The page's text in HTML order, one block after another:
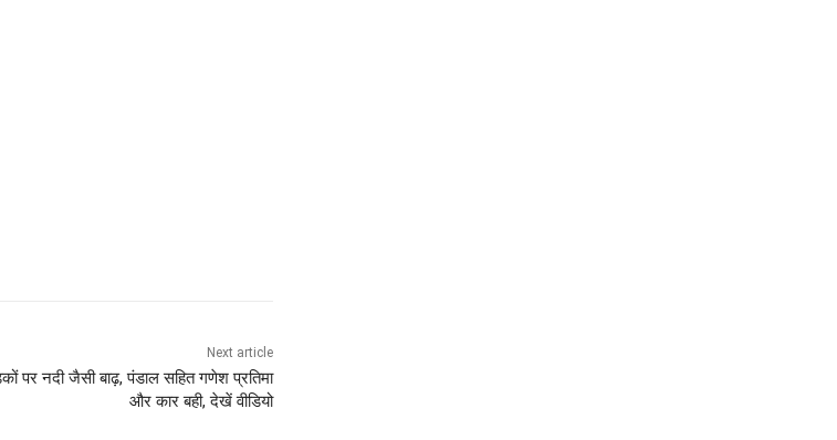
Next article
पर नदी जैसी बाढ़, पंडाल सहित गणेश प्रतिमा
और कार बही, देखें वीडियो